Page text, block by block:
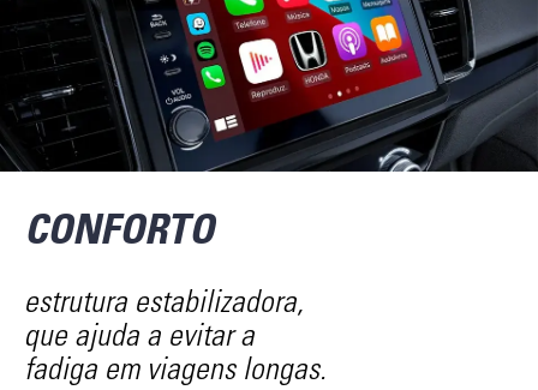
CONFORTO
estrutura estabilizadora,
que ajuda a evitar a
fadiga em viagens longas.